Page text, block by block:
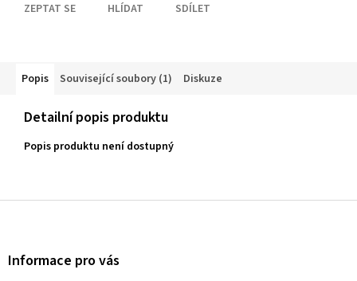
ZEPTAT SE HLÍDAT SDÍLET
Popis Související soubory (1) Diskuze
Detailní popis produktu
Popis produktu není dostupný
Z
Informace pro vás